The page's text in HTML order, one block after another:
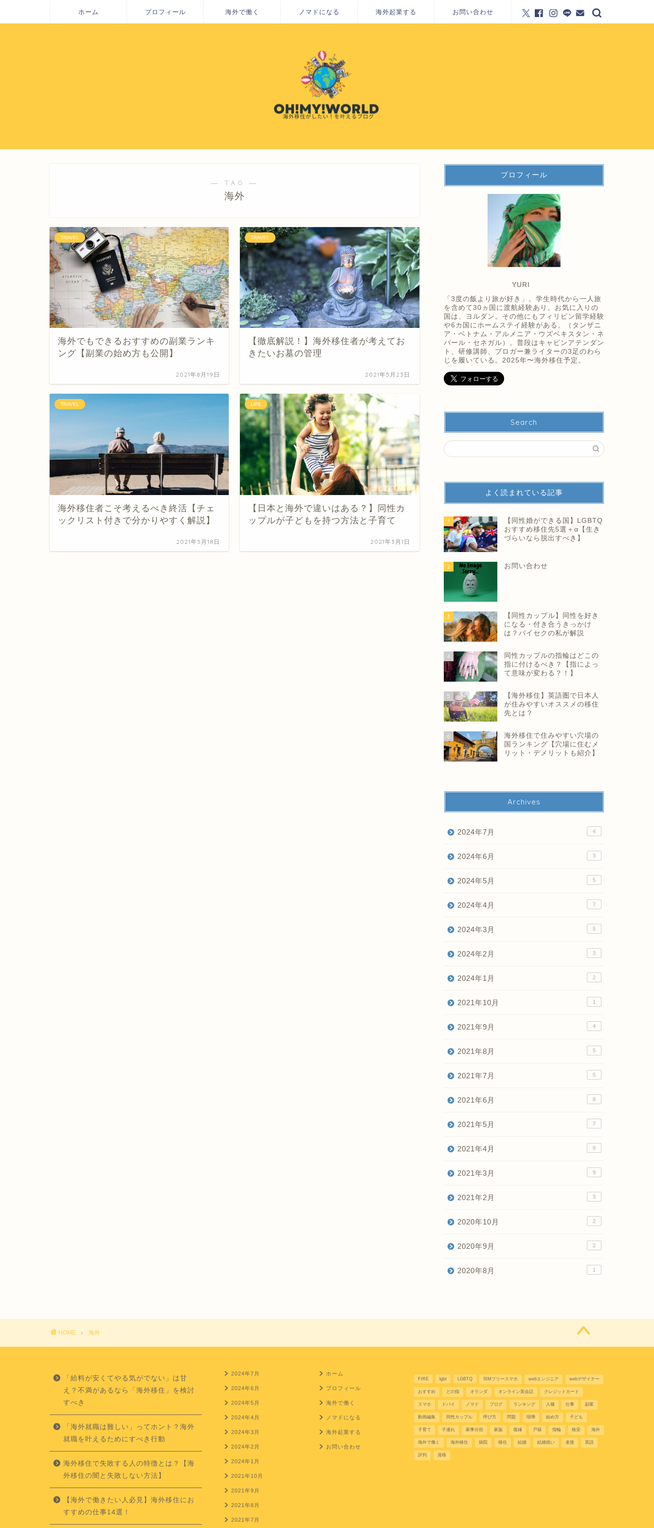
ホーム プロフィール 海外で働く ノマドになる 海外起業する お問い合わせ
― TAG ―
海外
TRAVEL
海外でもできるおすすめの副業ランキ
ング【副業の始め方も公開】
2021年8月19日
TRAVEL
【徹底解説！】海外移住者が考えてお
きたいお墓の管理
2021年5月23日
TRAVEL
海外移住者こそ考えるべき終活【チェ
ックリスト付きで分かりやすく解説】
2021年5月18日
LIFE
【日本と海外で違いはある？】同性カ
ップルが子どもを持つ方法と子育て
2021年3月1日
プロフィール
YURI
「3度の飯より旅が好き」。学生時代から一人旅
を含めて30ヵ国に渡航経験あり。お気に入りの
国は、ヨルダン。その他にもフィリピン留学経験
や6カ国にホームステイ経験がある。（タンザニ
ア・ベトナム・アルメニア・ウズベキスタン・ネ
パール・セネガル）。普段はキャビンアテンダン
ト、研修講師、ブロガー兼ライターの3足のわら
じを履いている。2025年〜海外移住予定。
Search
よく読まれている記事
1
【同性婚ができる国】LGBTQ
おすすめ移住先5選＋α【生き
づらいなら脱出すべき】
2 お問い合わせ
3
【同性カップル】同性を好き
になる・付き合うきっかけ
は？バイセクの私が解説
4
同性カップルの指輪はどこの
指に付けるべき？【指によっ
て意味が変わる？！】
5
【海外移住】英語圏で日本人
が住みやすいオススメの移住
先とは？
6
海外移住で住みやすい穴場の
国ランキング【穴場に住むメ
リット・デメリットも紹介】
Archives
2024年7月 4
2024年6月 3
2024年5月 5
2024年4月 7
2024年3月 5
2024年2月 3
2024年1月 2
2021年10月 1
2021年9月 4
2021年8月 5
2021年7月 5
2021年6月 8
2021年5月 7
2021年4月 9
2021年3月 9
2021年2月 3
2020年10月 2
2020年9月 2
2020年8月 1
HOME 海外
「給料が安くてやる気がでない」は甘
え？不満があるなら「海外移住」を検討
すべき
「海外就職は難しい」ってホント？海外
就職を叶えるためにすべき行動
海外移住で失敗する人の特徴とは？【海
外移住の闇と失敗しない方法】
【海外で働きたい人必見】海外移住にお
すすめの仕事14選！
2024年7月
2024年6月
2024年5月
2024年4月
2024年3月
2024年2月
2024年1月
2021年10月
2021年9月
2021年8月
2021年7月
ホーム
プロフィール
海外で働く
ノマドになる
海外起業する
お問い合わせ
FIRE lgbt LGBTQ SIMフリースマホ webエンジニア webデザイナー
おすすめ どの指 オランダ オンライン英会話 クレジットカード
スマホ ドバイ ノマド ブログ ランキング 人種 仕事 副業
動画編集 同性カップル 呼び方 問題 喧嘩 始め方 子ども
子育て 子連れ 家事分担 家族 復縁 戸籍 指輪 格安 海外
海外で働く 海外移住 病院 移住 結婚 結婚祝い 老後 英語
評判 資格